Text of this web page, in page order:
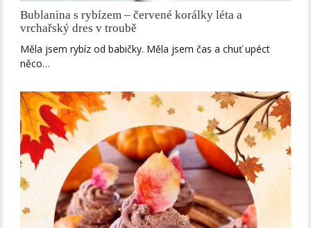
Bublanina s rybízem – červené korálky léta a
vrchařský dres v troubě
Měla jsem rybíz od babičky. Měla jsem čas a chuť upéct
něco…